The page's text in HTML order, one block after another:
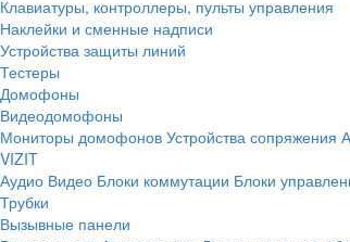
Клавиатуры, контроллеры, пульты управления
Наклейки и сменные надписи
Устройства защиты линий
Тестеры
Домофоны
Видеодомофоны
Мониторы домофонов Устройства сопряжения
VIZIT
Аудио Видео Блоки коммутации Блоки
Трубки
Вызывные панели